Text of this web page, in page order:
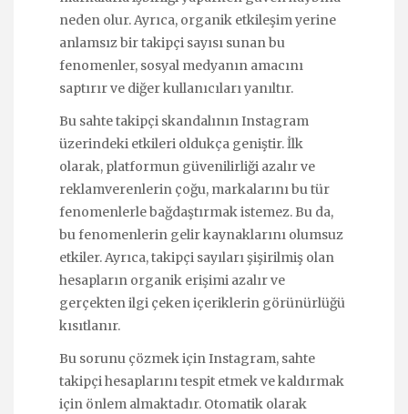
neden olur. Ayrıca, organik etkileşim yerine
anlamsız bir takipçi sayısı sunan bu
fenomenler, sosyal medyanın amacını
saptırır ve diğer kullanıcıları yanıltır.
Bu sahte takipçi skandalının Instagram
üzerindeki etkileri oldukça geniştir. İlk
olarak, platformun güvenilirliği azalır ve
reklamverenlerin çoğu, markalarını bu tür
fenomenlerle bağdaştırmak istemez. Bu da,
bu fenomenlerin gelir kaynaklarını olumsuz
etkiler. Ayrıca, takipçi sayıları şişirilmiş olan
hesapların organik erişimi azalır ve
gerçekten ilgi çeken içeriklerin görünürlüğü
kısıtlanır.
Bu sorunu çözmek için Instagram, sahte
takipçi hesaplarını tespit etmek ve kaldırmak
için önlem almaktadır. Otomatik olarak